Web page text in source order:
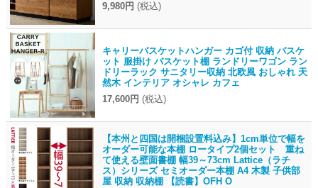
9,980円 (税込)
キャリーバスケットハンガー カゴ付 収納 バスケ
ット 服掛け バスケット棚 ランドリーワゴン ラン
ドリーラック サニタリー収納 北欧風 おしゃれ 天
然木 インテリア オシャレ カフェ
17,600円 (税込)
【本州と四国は開梱設置料込み】1cm単位で幅を
オーダー可能な本棚 ロータイプ2個セット 重ね
て使える壁面書棚 幅39～73cm Lattice（ラチ
ス）シリーズ セミオーダー本棚 A4 木製 子供部
屋 収納 収納棚 【読書】OFH O